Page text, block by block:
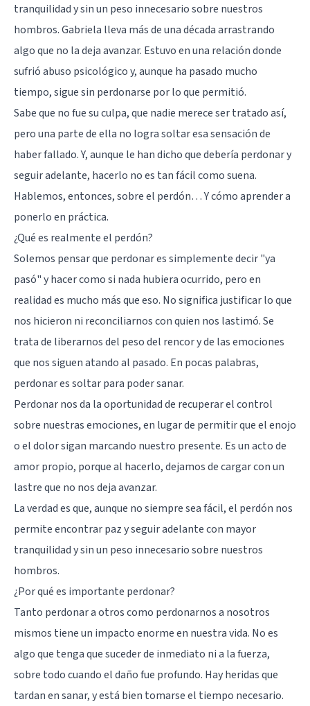
tranquilidad y sin un peso innecesario sobre nuestros
hombros. Gabriela lleva más de una década arrastrando
algo que no la deja avanzar. Estuvo en una relación donde
sufrió abuso psicológico y, aunque ha pasado mucho
tiempo, sigue sin perdonarse por lo que permitió.
Sabe que no fue su culpa, que nadie merece ser tratado así,
pero una parte de ella no logra soltar esa sensación de
haber fallado. Y, aunque le han dicho que debería perdonar y
seguir adelante, hacerlo no es tan fácil como suena.
Hablemos, entonces, sobre el perdón… Y cómo aprender a
ponerlo en práctica.
¿Qué es realmente el perdón?
Solemos pensar que perdonar es simplemente decir "ya
pasó" y hacer como si nada hubiera ocurrido, pero en
realidad es mucho más que eso. No significa justificar lo que
nos hicieron ni reconciliarnos con quien nos lastimó. Se
trata de liberarnos del peso del rencor y de las emociones
que nos siguen atando al pasado. En pocas palabras,
perdonar es soltar para poder sanar.
Perdonar nos da la oportunidad de recuperar el control
sobre nuestras emociones, en lugar de permitir que el enojo
o el dolor sigan marcando nuestro presente. Es un acto de
amor propio, porque al hacerlo, dejamos de cargar con un
lastre que no nos deja avanzar.
La verdad es que, aunque no siempre sea fácil, el perdón nos
permite encontrar paz y seguir adelante con mayor
tranquilidad y sin un peso innecesario sobre nuestros
hombros.
¿Por qué es importante perdonar?
Tanto perdonar a otros como perdonarnos a nosotros
mismos tiene un impacto enorme en nuestra vida. No es
algo que tenga que suceder de inmediato ni a la fuerza,
sobre todo cuando el daño fue profundo. Hay heridas que
tardan en sanar, y está bien tomarse el tiempo necesario.